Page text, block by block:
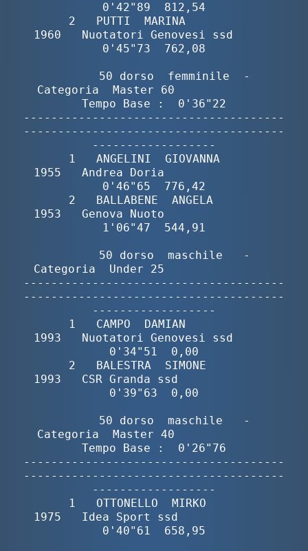
0'42"89  812,54
       2   PUTTI  MARINA
1960   Nuotatori Genovesi ssd
0'45"73  762,08
        50 dorso  femminile  -
Categoria  Master 60
Tempo Base :  0'36"22
--------------------------------------
--------------------------------------
------------------
       1   ANGELINI  GIOVANNA
1955   Andrea Doria
0'46"65  776,42
       2   BALLABENE  ANGELA
1953   Genova Nuoto
1'06"47  544,91
        50 dorso  maschile   -
Categoria  Under 25
--------------------------------------
--------------------------------------
------------------
       1   CAMPO  DAMIAN
1993   Nuotatori Genovesi ssd
0'34"51  0,00
       2   BALESTRA  SIMONE
1993   CSR Granda ssd
0'39"63  0,00
        50 dorso  maschile   -
Categoria  Master 40
Tempo Base :  0'26"76
--------------------------------------
--------------------------------------
------------------
       1   OTTONELLO  MIRKO
1975   Idea Sport ssd
0'40"61  658,95